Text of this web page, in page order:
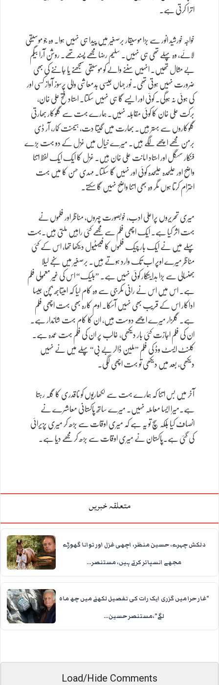
اترا کرتی ہے۔
خواجہ خورشید انور سے بڑا موسیقار برصغیر میں پیدا ہی نہیں ہوا۔ وہ جو موسیقی
لائے، وہ پہلے تھی ہی نہیں۔ سلیم رضا مجھے پسند تھے۔ روشن آرا بیگم
بے مثال تھیں۔ انہیں سننے والے کو موسیقی سمجھنے یا جاننے کی بھی
ضرورت نہیں ہوتی تھی۔ نور جہاں جیسی بدمعاشی والی پرسوز آواز کسی اور
کی ہوئی نہ ہوگی۔ کوئی اور ایسے گا ہی نہیں سکتا۔ استاد فتح علی خان،
برکت علی خان کا کوئی مقابلہ نہیں۔ ہمارے بہت سے گلوکار بھارتی
گلوکاروں سے بہتر ہیں۔ بھارت میں گیتا دت، ہیمنت کمار، آر ڈی
برمن مجھے اچھے لگے ہیں۔ میرے خیال میں غزل کے دو بہت بڑے
فنکار سہگل اور استاد امانت علی خان ہیں۔ غزل کا ایک ایک لفظ اتنا
واضح اور علیحدہ علیحدہ کوئی اور نہیں گا سکتا۔ مہدی حسن کا میں بہت
احترام کرتا ہوں مگر وہ بھی اتنا واضح نہیں گا سکتے۔
میری تحریروں پراعلیٰ ادب، خوبصورت چہروں، مناظر اور فلموں نے
بہت اثر کیا ہے۔ ایک اچھی فلم سے مجھے کئی راہیں ملتی ہیں۔بہت
پہلے میں نے ایک بار چیک فلموں کا فیسٹیول دیکھا تھا، اس کے کئی
مناظر میرے اوپر اب تک وارد ہوتے ہیں۔ برصغیر میں سنجے لیلا
بھنسالی سے بڑا ہدایتکار کوئی نہیں ہے۔ ”بلیک“ اس کی غیر معمولی فلم
ہے۔ اس میں اس نے رانی مکرجی سے وہ کام لیا کہ امیتابھ بچن جیسا
اداکار اس کے قریب بھی نہیں آسکا۔ اوم کارہ بھی بہت اچھی فلم
ہے۔ گلزار میرے اچھے دوست ہیں، ان کا کام بہت شاندار ہے۔
ان کی فلم اجازت کئی بار دیکھی، غالب پر ان کی فلم بہت عمدہ ہے۔
کلنٹ ایسٹ وڈ کی فلم ”ملین ڈالر بے بی“ پہلے میں نے نہیں
دیکھی، بعد میں دیکھی تو بہت اچھی لگی۔
آخر میں بس اتنا کہ ہمارے بہت سے لکھاریوں کو ناقدری کا گلہ رہتا
ہے۔میرا ایسا معاملہ نہیں۔ میرے ساتھ پاکستانی معاشرے نے
انصاف کیا بلکہ سچ تو یہ ہے کہ میری اوقات سے بڑھ کر میری پزیرائی
کی گئی ہے۔پاکستان نے میری اوقات سے بڑھ کر مجھے دیا ہے۔
متعلقہ خبریں
دلکش چہرے، حسین منظر، اچھی غزل اور توانا گھوڑے
مجھے انسپائر کرتے ہیں، مستنصر…
“غار حرا میں گزری ایک رات کی تفصیل لکھنے میں چھ ماہ
لگے”،مستنصر حسین…
Load/Hide Comments